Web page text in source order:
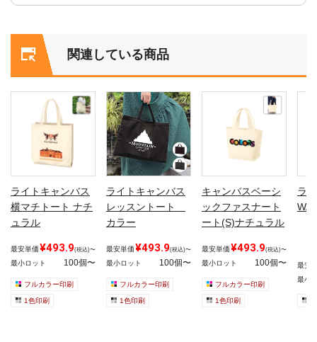
関連している商品
ライトキャンバス
横マチトート ナチ
ュラル
最安単価¥493.9(税込)〜
最小ロット 100個〜
フルカラー印刷
1色印刷
ライトキャンバス
レッスントート
カラー
最安単価¥493.9(税込)〜
最小ロット 100個〜
フルカラー印刷
1色印刷
キャンバスベーシ
ックファスナート
ート(S)ナチュラル
最安単価¥493.9(税込)〜
最小ロット 100個〜
フルカラー印刷
1色印刷
ラ
最安
最小